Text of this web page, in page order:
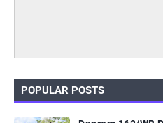
POPULAR POSTS